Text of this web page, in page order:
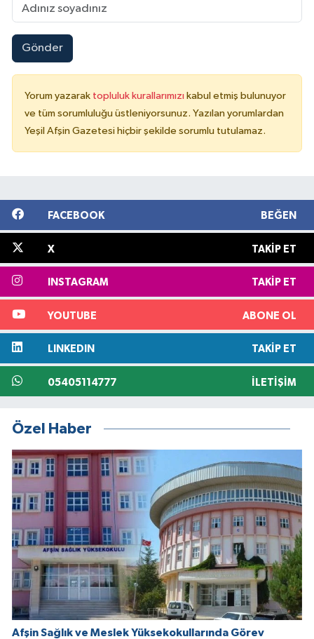
Gönder
Yorum yazarak topluluk kurallarımızı kabul etmiş bulunuyor
ve tüm sorumluluğu üstleniyorsunuz. Yazılan yorumlardan
Yeşil Afşin Gazetesi hiçbir şekilde sorumlu tutulamaz.
FACEBOOK BEĞEN
X TAKIP ET
INSTAGRAM TAKIP ET
YOUTUBE ABONE OL
LINKEDIN TAKIP ET
05405114777 İLETIŞIM
Özel Haber
Afşin Sağlık ve Meslek Yüksekokullarında Görev